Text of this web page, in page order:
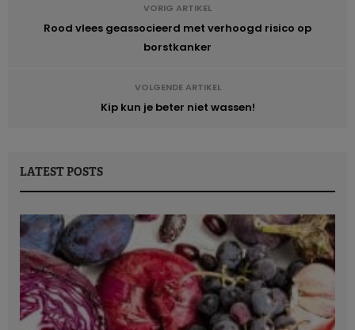
VORIG ARTIKEL
Rood vlees geassocieerd met verhoogd risico op
borstkanker
VOLGENDE ARTIKEL
Kip kun je beter niet wassen!
LATEST POSTS